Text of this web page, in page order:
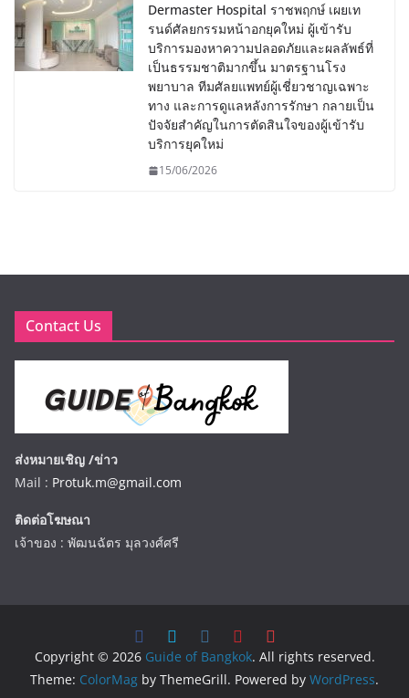
Dermaster Hospital ราชพฤกษ์ เผยเท
รนด์ศัลยกรรมหน้าอกยุคใหม่ ผู้เข้ารับ
บริการมองหาความปลอดภัยและผลลัพธ์ที่
เป็นธรรมชาติมากขึ้น มาตรฐานโรง
พยาบาล ทีมศัลยแพทย์ผู้เชี่ยวชาญเฉพาะ
ทาง และการดูแลหลังการรักษา กลายเป็น
ปัจจัยสำคัญในการตัดสินใจของผู้เข้ารับ
บริการยุคใหม่
15/06/2026
Contact Us
ส่งหมายเชิญ /ข่าว
Mail : Protuk.m@gmail.com
ติดต่อโฆษณา
เจ้าของ : พัฒนฉัตร มุลวงศ์ศรี
Copyright © 2026 Guide of Bangkok. All rights reserved.
Theme: ColorMag by ThemeGrill. Powered by WordPress.